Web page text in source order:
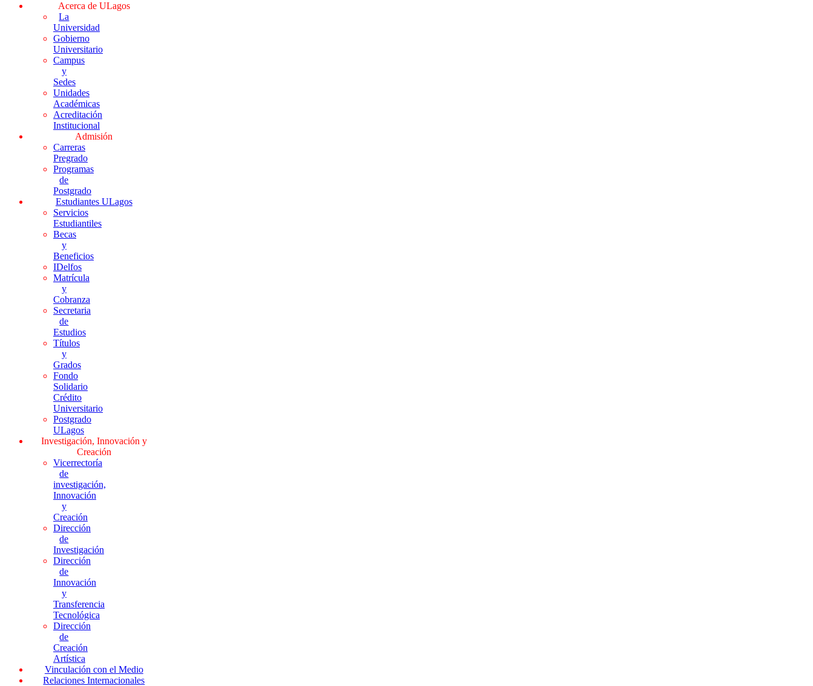
Acerca de ULagos
La
Universidad
Gobierno
Universitario
Campus
y
Sedes
Unidades
Académicas
Acreditación
Institucional
Admisión
Carreras
Pregrado
Programas
de
Postgrado
Estudiantes ULagos
Servicios
Estudiantiles
Becas
y
Beneficios
IDelfos
Matrícula
y
Cobranza
Secretaria
de
Estudios
Títulos
y
Grados
Fondo
Solidario
Crédito
Universitario
Postgrado
ULagos
Investigación, Innovación y
Creación
Vicerrectoría
de
investigación,
Innovación
y
Creación
Dirección
de
Investigación
Dirección
de
Innovación
y
Transferencia
Tecnológica
Dirección
de
Creación
Artística
Vinculación con el Medio
Relaciones Internacionales